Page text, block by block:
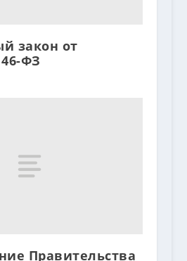
закон от
46-ФЗ
Правительства